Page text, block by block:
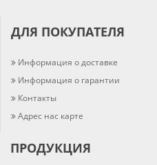
ДЛЯ ПОКУПАТЕЛЯ
Информация о доставке
Информация о гарантии
Контакты
Адрес нас карте
ПРОДУКЦИЯ